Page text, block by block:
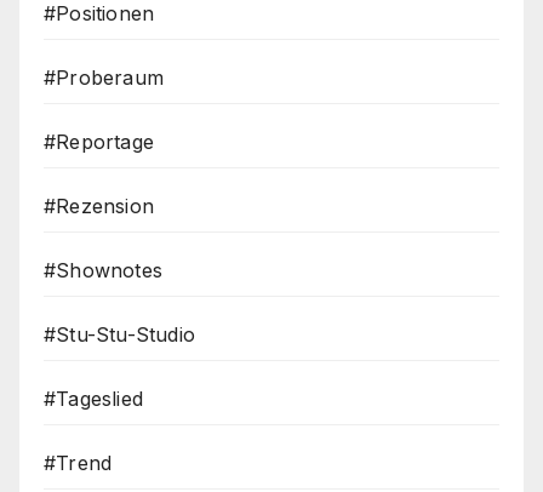
#Positionen
#Proberaum
#Reportage
#Rezension
#Shownotes
#Stu-Stu-Studio
#Tageslied
#Trend